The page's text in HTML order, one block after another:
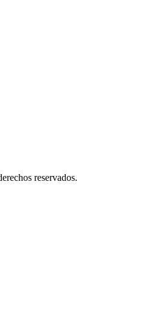
reservados.